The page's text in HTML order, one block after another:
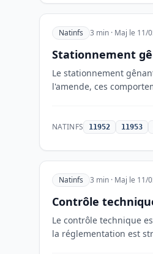
Natinfs 3 min · Maj le 11/
Stationnement
Le stationnement
l'amende, ces
NATINFS 11952 11953
Natinfs 3 min · Maj le 11/
Contrôle
Le contrôle technique
la réglementation est